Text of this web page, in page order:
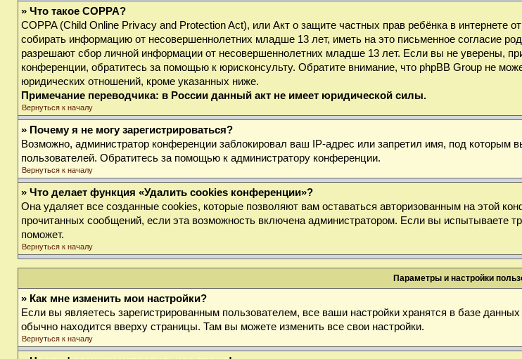
» Что такое COPPA?
COPPA (Child Online Privacy and Protection Act), или Акт о защите частных прав ребёнка в интернете
собирать информацию от несовершеннолетних младше 13 лет, иметь на это письменное согласие
разрешают сбор личной информации от несовершеннолетних младше 13 лет. Если вы не уверены,
конференции, обратитесь за помощью к юрисконсульту. Обратите внимание, что phpBB Group не
юридических отношений, кроме указанных ниже.
Примечание переводчика: в России данный акт не имеет юридической силы.
Вернуться к началу
» Почему я не могу зарегистрироваться?
Возможно, администратор конференции заблокировал ваш IP-адрес или запретил имя, под которым
пользователей. Обратитесь за помощью к администратору конференции.
Вернуться к началу
» Что делает функция «Удалить cookies конференции»?
Она удаляет все созданные cookies, которые позволяют вам оставаться авторизованным на этой
прочитанных сообщений, если эта возможность включена администратором. Если вы испытываете
поможет.
Вернуться к началу
Параметры и настройки
» Как мне изменить мои настройки?
Если вы являетесь зарегистрированным пользователем, все ваши настройки хранятся в базе
обычно находится вверху страницы. Там вы можете изменить все свои настройки.
Вернуться к началу